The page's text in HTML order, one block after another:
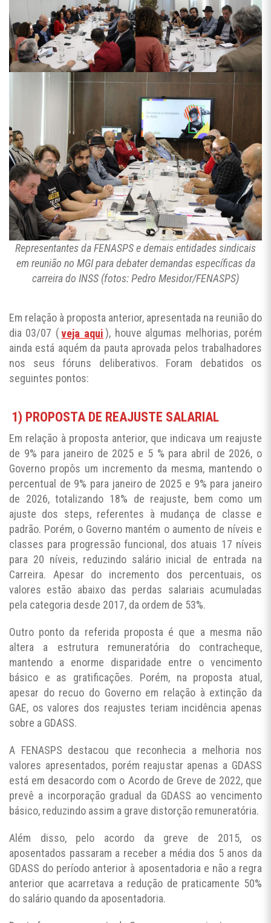
Representantes da FENASPS e demais entidades sindicais
em reunião no MGI para debater demandas específicas da
carreira do INSS (fotos: Pedro Mesidor/FENASPS)
Em relação à proposta anterior, apresentada na reunião do
dia 03/07 ( veja aqui ), houve algumas melhorias, porém
ainda está aquém da pauta aprovada pelos trabalhadores
nos seus fóruns deliberativos. Foram debatidos os
seguintes pontos:
1) PROPOSTA DE REAJUSTE SALARIAL
Em relação à proposta anterior, que indicava um reajuste
de 9% para janeiro de 2025 e 5 % para abril de 2026, o
Governo propôs um incremento da mesma, mantendo o
percentual de 9% para janeiro de 2025 e 9% para janeiro
de 2026, totalizando 18% de reajuste, bem como um
ajuste dos steps, referentes à mudança de classe e
padrão. Porém, o Governo mantém o aumento de níveis e
classes para progressão funcional, dos atuais 17 níveis
para 20 níveis, reduzindo salário inicial de entrada na
Carreira. Apesar do incremento dos percentuais, os
valores estão abaixo das perdas salariais acumuladas
pela categoria desde 2017, da ordem de 53%.
Outro ponto da referida proposta é que a mesma não
altera a estrutura remuneratória do contracheque,
mantendo a enorme disparidade entre o vencimento
básico e as gratificações. Porém, na proposta atual,
apesar do recuo do Governo em relação à extinção da
GAE, os valores dos reajustes teriam incidência apenas
sobre a GDASS.
A FENASPS destacou que reconhecia a melhoria nos
valores apresentados, porém reajustar apenas a GDASS
está em desacordo com o Acordo de Greve de 2022, que
prevê a incorporação gradual da GDASS ao vencimento
básico, reduzindo assim a grave distorção remuneratória.
Além disso, pelo acordo da greve de 2015, os
aposentados passaram a receber a média dos 5 anos da
GDASS do período anterior à aposentadoria e não a regra
anterior que acarretava a redução de praticamente 50%
do salário quando da aposentadoria.